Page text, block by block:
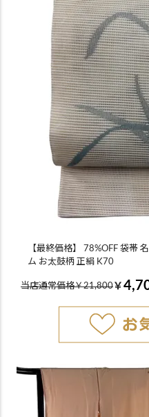
【最終価格】 78%OFF 袋帯
ム お太鼓柄 正絹 K70
当店通常価格￥21,800￥